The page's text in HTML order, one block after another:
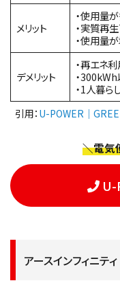
メリット
・使用量
・実質再
・使用量
デメリット
・再エネ
・
・1人暮ら
引用： U-POWER｜
＼電気
U-
アースインフィニテ